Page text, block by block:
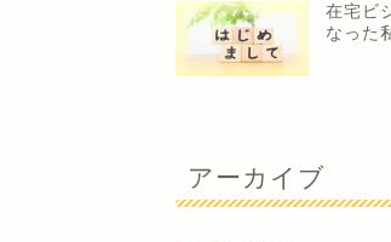
在宅ビ
なった
アーカイブ